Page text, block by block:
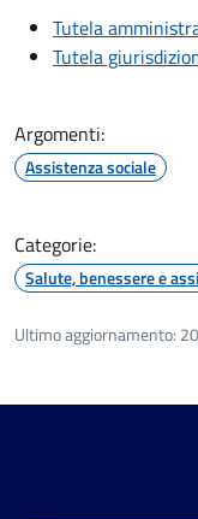
Tutela
Tutela
Argomenti:
Assistenza sociale
Categorie:
Salute, benessere e
Ultimo aggiornamento: